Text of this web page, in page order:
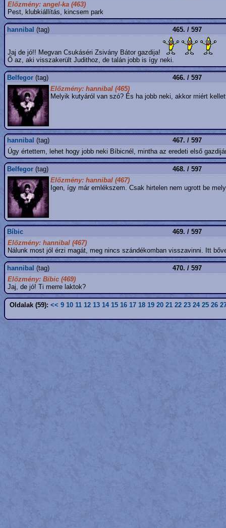
Előzmény: angel-ka (463)
Pest, klubkiállítás, kincsem park
hannibal (tag) 465. / 597
Jaj de jó!! Megvan Csukáséri Zsivány Bátor gazdija!
Ő az, aki visszakerült Judithoz, de talán jobb is így neki.
Belfegor (tag)
466. / 597
Előzmény: hannibal (465)
Melyik kutyáról van szó? És ha jobb neki, akkor miért
hannibal (tag)
467. / 597
Úgy értettem, lehet hogy jobb neki Bíbicnél, mintha az eredeti első
Belfegor (tag)
468. / 597
Előzmény: hannibal (467)
Igen, így már emlékszem. Csak hirtelen nem ugrott be
Bíbic
469. / 597
Előzmény: hannibal (467)
Nálunk most jól érzi magát, meg nincs szándékomban visszavinni. Itt
hannibal (tag)
470. / 597
Előzmény: Bíbic (469)
Jaj, de jó! Ti merre laktok?
Oldalak (59): << 9 10 11 12 13 14 15 16 17 18 19 20 21 22 23 24 25 26